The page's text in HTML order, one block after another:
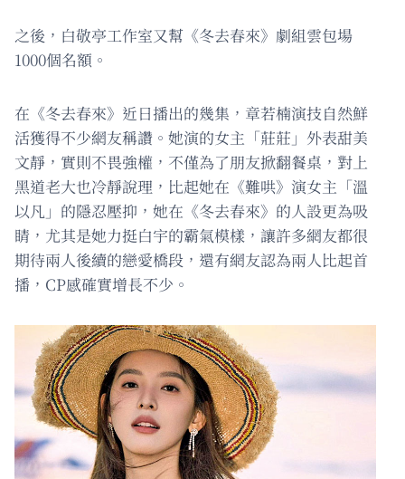
之後，白敬亭工作室又幫《冬去春來》劇組雲包場
1000個名額。
在《冬去春來》近日播出的幾集，章若楠演技自然鮮
活獲得不少網友稱讚。她演的女主「莊莊」外表甜美
文靜，實則不畏強權，不僅為了朋友掀翻餐桌，對上
黑道老大也冷靜說理，比起她在《難哄》演女主「溫
以凡」的隱忍壓抑，她在《冬去春來》的人設更為吸
睛，尤其是她力挺白宇的霸氣模樣，讓許多網友都很
期待兩人後續的戀愛橋段，還有網友認為兩人比起首
播，CP感確實增長不少。